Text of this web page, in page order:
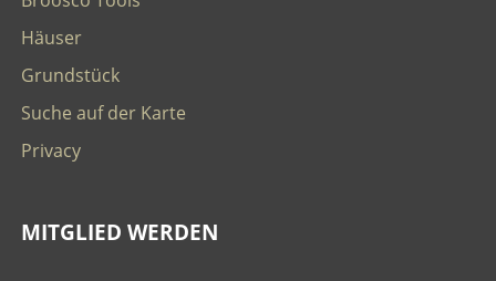
Häuser
Grundstück
Suche auf der Karte
Privacy
MITGLIED WERDEN